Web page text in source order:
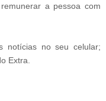
a pessoa com
notícias no seu celular;
Extra.